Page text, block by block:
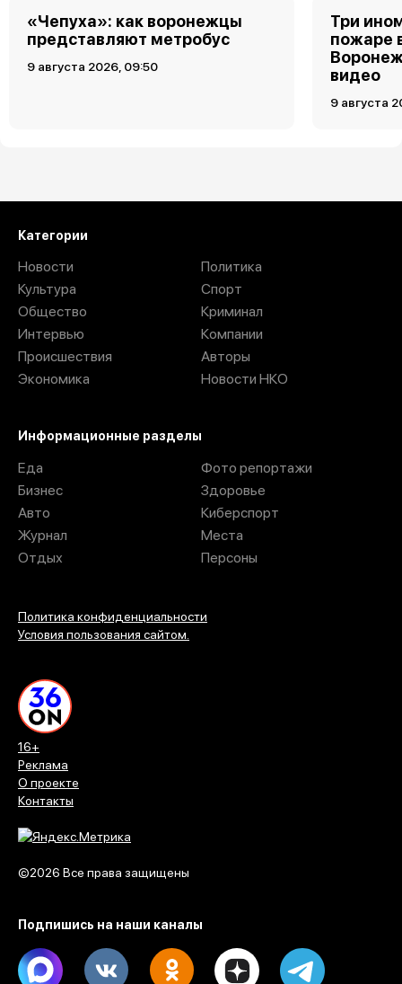
«Чепуха»: как воронежцы
представляют метробус
9 августа 2026, 09:50
Три
пожаре
видео
9 августа
16+
Реклама
О проекте
Контакты
©2026 Все права защищены
Категории
Новости
Культура
Общество
Интервью
Происшествия
Экономика
Политика
Спорт
Криминал
Компании
Авторы
Новости НКО
Информационные разделы
Еда
Бизнес
Авто
Журнал
Отдых
Фото репортажи
Здоровье
Киберспорт
Места
Персоны
Политика конфиденциальности
Условия пользования сайтом.
Подпишись на наши каналы
Max Dzen